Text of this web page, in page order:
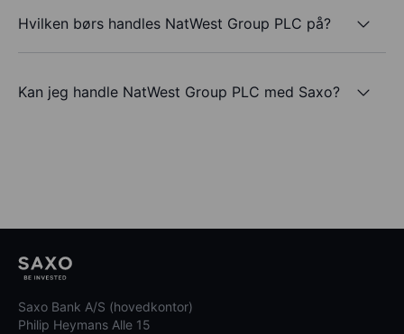
Hvilken børs handles NatWest Group PLC på?
Kan jeg handle NatWest Group PLC med Saxo?
Saxo Bank A/S (hovedkontor)
Philip Heymans Alle 15